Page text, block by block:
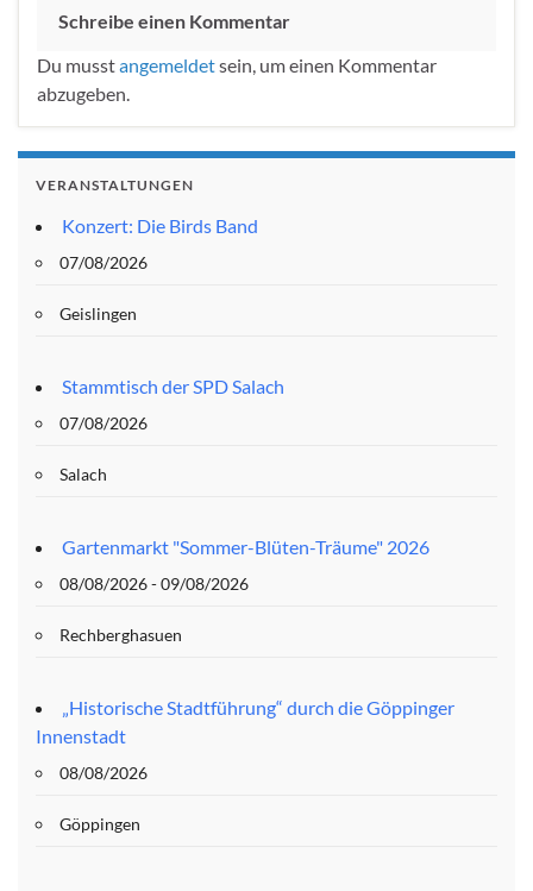
Schreibe einen Kommentar
Du musstangemeldetsein, um einen Kommentar
abzugeben.
VERANSTALTUNGEN
Konzert: Die Birds Band
07/08/2026
Geislingen
Stammtisch der SPD Salach
07/08/2026
Salach
Gartenmarkt "Sommer-Blüten-Träume" 2026
08/08/2026 - 09/08/2026
Rechberghasuen
„Historische Stadtführung“ durch die Göppinger
Innenstadt
08/08/2026
Göppingen